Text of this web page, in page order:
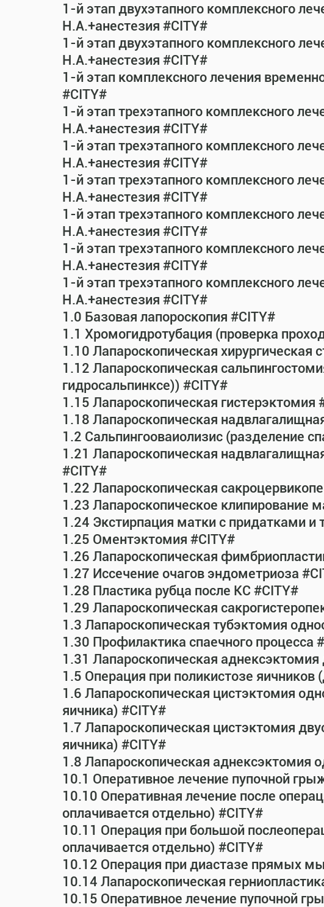
1-й этап двухэтапного комплексного
Н.А.+анестезия #CITY#
1-й этап двухэтапного комплексного
Н.А.+анестезия #CITY#
1-й этап комплексного лечения
#CITY#
1-й этап трехэтапного комплексного
Н.А.+анестезия #CITY#
1-й этап трехэтапного комплексного
Н.А.+анестезия #CITY#
1-й этап трехэтапного комплексного
Н.А.+анестезия #CITY#
1-й этап трехэтапного комплексного
Н.А.+анестезия #CITY#
1-й этап трехэтапного комплексного
Н.А.+анестезия #CITY#
1-й этап трехэтапного комплексного
Н.А.+анестезия #CITY#
1.0 Базовая лапороскопия #CITY#
1.1 Хромогидротубация (проверка
1.10 Лапароскопическая хирургическая
1.12 Лапароскопическая
гидросальпинксе)) #CITY#
1.15 Лапароскопическая гистерэктомия
1.18 Лапароскопическая
1.2 Сальпингооваиолизис (разделение
1.21 Лапароскопическая
#CITY#
1.22 Лапароскопическая
1.23 Лапароскопическое клипирование
1.24 Экстирпация матки с придатками
1.25 Оментэктомия #CITY#
1.26 Лапароскопическая
1.27 Иссечение очагов эндометриоза
1.28 Пластика рубца после КС #CITY#
1.29 Лапароскопическая
1.3 Лапароскопическая тубэктомия
1.30 Профилактика спаечного процесса
1.31 Лапароскопическая
1.5 Операция при поликистозе яичников
1.6 Лапароскопическая цистэктомия
яичника) #CITY#
1.7 Лапароскопическая цистэктомия
яичника) #CITY#
1.8 Лапароскопическая аднексэктомия
10.1 Оперативное лечение пупочной
10.10 Оперативная лечение после
оплачивается отдельно) #CITY#
10.11 Операция при большой
оплачивается отдельно) #CITY#
10.12 Операция при диастазе прямых
10.14 Лапароскопическая
10.15 Оперативное лечение пупочной